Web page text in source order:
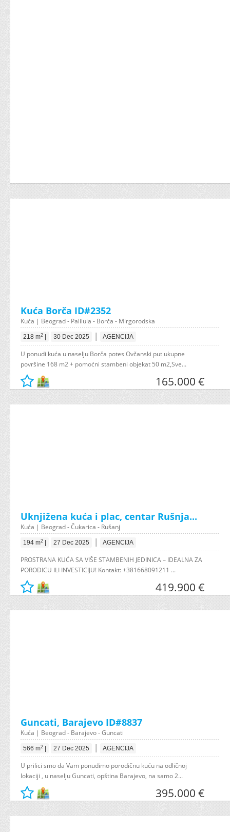
Kuća Borča ID#2352
Kuća | Beograd - Palilula - Borča - Mirgorodska
218 m2 30 Dec 2025 | AGENCIJA
U ponudi kuća u naselju Borča potes Ovčanski put ukupne
površine 168 m2 + pomoćni stambeni objekat 50 m2,Sve...
165.000 €
Uknjižena kuća i plac, centar Rušnja...
Kuća | Beograd - Čukarica - Rušanj
194 m2 27 Dec 2025 | AGENCIJA
PROSTRANA KUĆA SA VIŠE STAMBENIH JEDINICA – IDEALNA ZA
PORODICU ILI INVESTICIJU! Kontakt: +381668091211 ...
419.900 €
Guncati, Barajevo ID#8837
Kuća | Beograd - Barajevo - Guncati
566 m2 27 Dec 2025 | AGENCIJA
U prilici smo da Vam ponudimo porodičnu kuću na odličnoj
lokaciji , u naselju Guncati, opština Barajevo, na samo 2...
395.000 €